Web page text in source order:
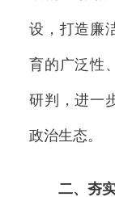
设，打造廉
育的广泛性
研判，进一
政治生态。
二、夯实